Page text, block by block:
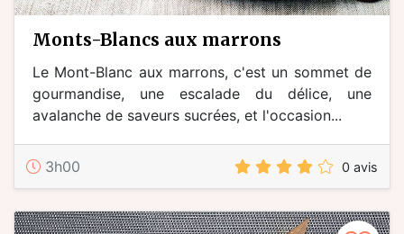
Monts-Blancs aux marrons
Le Mont-Blanc aux marrons, c'est un sommet de
gourmandise, une escalade du délice, une
avalanche de saveurs sucrées, et l'occasion...
3h00 0 avis